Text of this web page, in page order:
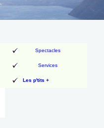
Spectacles
Services
Les p'tits +